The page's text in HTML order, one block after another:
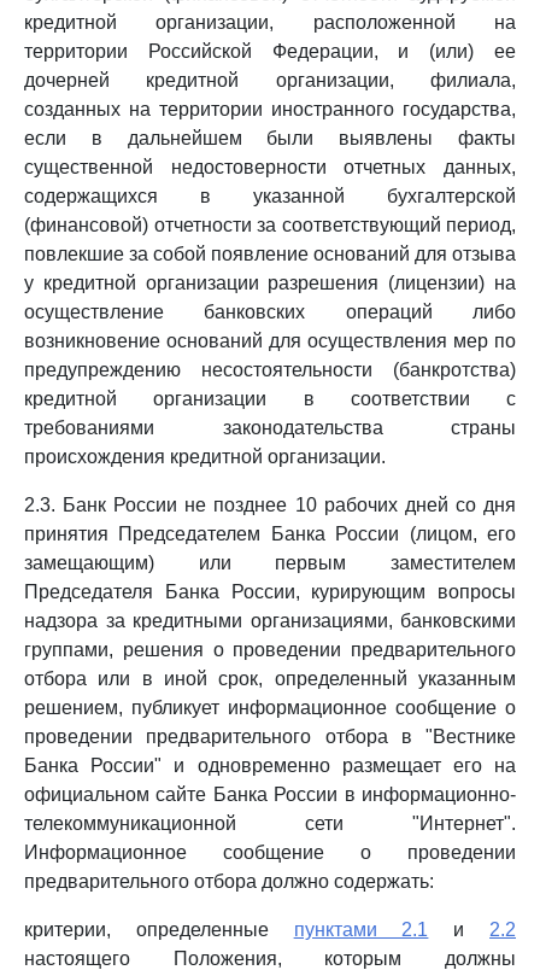
кредитной организации, расположенной на
территории Российской Федерации, и (или) ее
дочерней кредитной организации, филиала,
созданных на территории иностранного государства,
если в дальнейшем были выявлены факты
существенной недостоверности отчетных данных,
содержащихся в указанной бухгалтерской
(финансовой) отчетности за соответствующий период,
повлекшие за собой появление оснований для отзыва
у кредитной организации разрешения (лицензии) на
осуществление банковских операций либо
возникновение оснований для осуществления мер по
предупреждению несостоятельности (банкротства)
кредитной организации в соответствии с
требованиями законодательства страны
происхождения кредитной организации.
2.3. Банк России не позднее 10 рабочих дней со дня
принятия Председателем Банка России (лицом, его
замещающим) или первым заместителем
Председателя Банка России, курирующим вопросы
надзора за кредитными организациями, банковскими
группами, решения о проведении предварительного
отбора или в иной срок, определенный указанным
решением, публикует информационное сообщение о
проведении предварительного отбора в "Вестнике
Банка России" и одновременно размещает его на
официальном сайте Банка России в информационно-
телекоммуникационной сети "Интернет".
Информационное сообщение о проведении
предварительного отбора должно содержать:
критерии, определенные пунктами 2.1 и 2.2
настоящего Положения, которым должны